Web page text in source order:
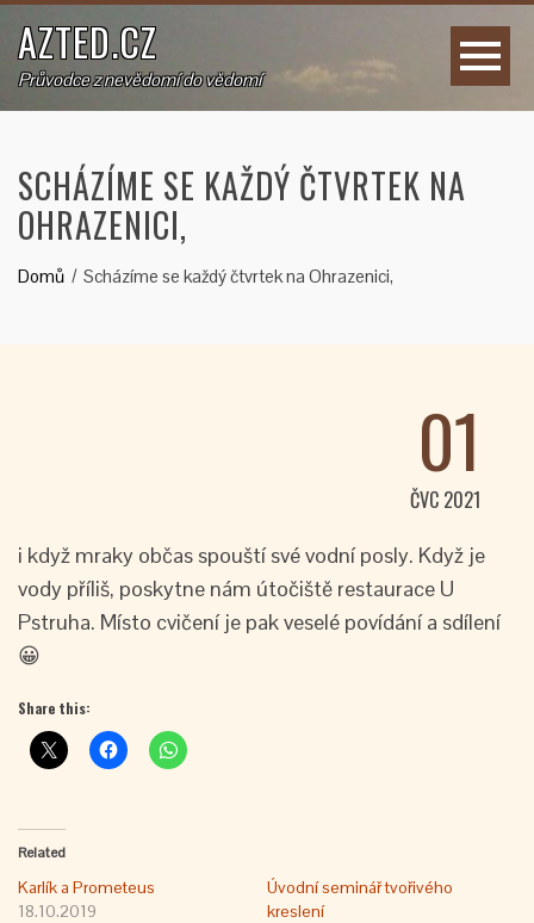
AZTED.CZ
Průvodce z nevědomí do vědomí
SCHÁZÍME SE KAŽDÝ ČTVRTEK NA
OHRAZENICI,
Domů Scházíme se každý čtvrtek na Ohrazenici,
01
ČVC 2021
i když mraky občas spouští své vodní posly. Když je
vody příliš, poskytne nám útočiště restaurace U
Pstruha. Místo cvičení je pak veselé povídání a sdílení
😀
Share this:
Related
Karlík a Prometeus
18.10.2019
Úvodní seminář tvořivého
kreslení